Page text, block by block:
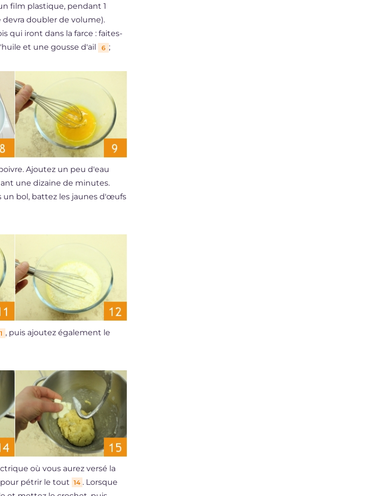
film plastique, pendant 1
doubler de volume).
qui iront dans la farce : faites-
et une gousse d'ail
6 ;
Ajoutez un peu d'eau
une dizaine de minutes.
un bol, battez les jaunes d'œufs
, puis ajoutez également le
où vous aurez versé la
pétrir le tout 14 . Lorsque